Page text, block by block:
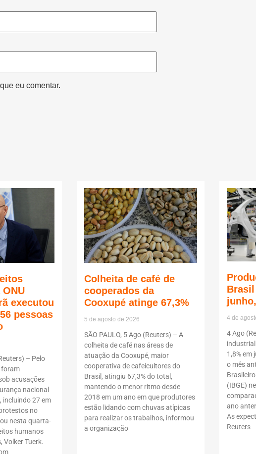
eu comentar.
executou
pessoas
– Pelo
foram
acusações
nacional
incluindo 27 em
no
nesta quarta-
humanos
Volker Tuerk.
Colheita de café de
cooperados da
Cooxupé atinge 67,3%
5 de agosto de 2026
SÃO PAULO, 5 Ago (Reuters) – A
colheita de café nas áreas de
atuação da Cooxupé, maior
cooperativa de cafeicultores do
Brasil, atingiu 67,3% do total,
mantendo o menor ritmo desde
2018 em um ano em que produtores
estão lidando com chuvas atípicas
para realizar os trabalhos, informou
a organização
Brasil
4 de
4 Ago
1,8% em
o mês
(IBGE)
ano
As
Reuters